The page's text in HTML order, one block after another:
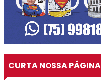
CURTA NOSSA PÁGINA